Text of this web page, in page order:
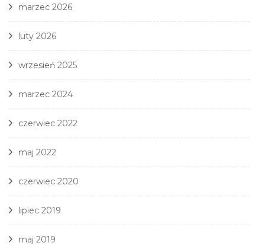
marzec 2026
luty 2026
wrzesień 2025
marzec 2024
czerwiec 2022
maj 2022
czerwiec 2020
lipiec 2019
maj 2019